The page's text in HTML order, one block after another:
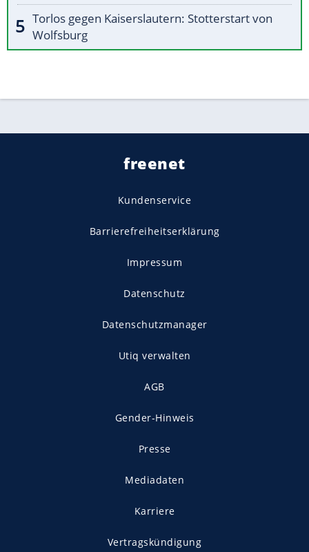
Torlos gegen Kaiserslautern: Stotterstart von
Wolfsburg
freenet
Kundenservice
Barrierefreiheitserklärung
Impressum
Datenschutz
Datenschutzmanager
Utiq verwalten
AGB
Gender-Hinweis
Presse
Mediadaten
Karriere
Vertragskündigung